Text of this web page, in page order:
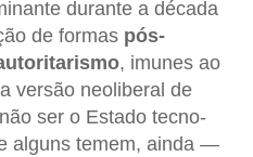
durante a década
de formas pós-
, imunes ao
versão neoliberal de
ser o Estado tecno-
alguns temem, ainda —